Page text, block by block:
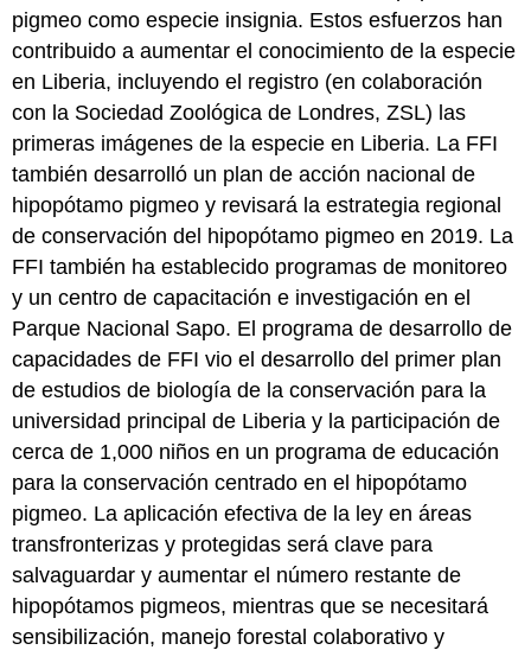
pigmeo como especie insignia. Estos esfuerzos han
contribuido a aumentar el conocimiento de la especie
en Liberia, incluyendo el registro (en colaboración
con la Sociedad Zoológica de Londres, ZSL) las
primeras imágenes de la especie en Liberia. La FFI
también desarrolló un plan de acción nacional de
hipopótamo pigmeo y revisará la estrategia regional
de conservación del hipopótamo pigmeo en 2019. La
FFI también ha establecido programas de monitoreo
y un centro de capacitación e investigación en el
Parque Nacional Sapo. El programa de desarrollo de
capacidades de FFI vio el desarrollo del primer plan
de estudios de biología de la conservación para la
universidad principal de Liberia y la participación de
cerca de 1,000 niños en un programa de educación
para la conservación centrado en el hipopótamo
pigmeo. La aplicación efectiva de la ley en áreas
transfronterizas y protegidas será clave para
salvaguardar y aumentar el número restante de
hipopótamos pigmeos, mientras que se necesitará
sensibilización, manejo forestal colaborativo y